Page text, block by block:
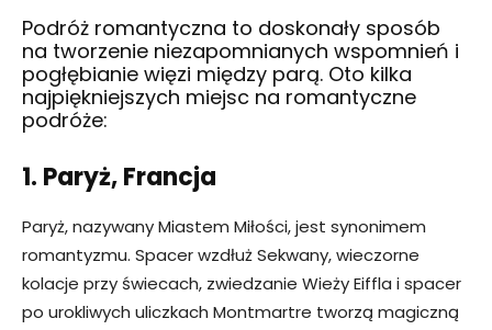
Podróż romantyczna to doskonały sposób
na tworzenie niezapomnianych wspomnień i
pogłębianie więzi między parą. Oto kilka
najpiękniejszych miejsc na romantyczne
podróże:
1. Paryż, Francja
Paryż, nazywany Miastem Miłości, jest synonimem
romantyzmu. Spacer wzdłuż Sekwany, wieczorne
kolacje przy świecach, zwiedzanie Wieży Eiffla i spacer
po urokliwych uliczkach Montmartre tworzą magiczną